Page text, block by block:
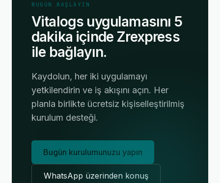
BUGÜN BAŞLAYIN
Vitalogs uygulamasını 5
dakika içinde Zrexpress
ile bağlayın.
Kaydolun, her iki uygulamayı
yetkilendirin ve iş akışını açın. Her
planla birlikte ücretsiz kişiselleştirilmiş
kurulum desteği.
Bugün kurulumunuzu yapın
WhatsApp üzerinden konuş